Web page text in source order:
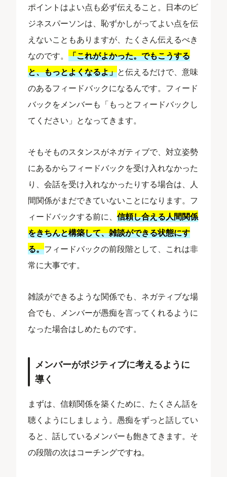
ポイントはよい点も必ず伝えること。日本のビ
ジネスパーソンは、恥ずかしがってよい点を伝
えないこともありますが、たくさん伝えるべき
なのです。「これがよかった。でもこうする
と、もっとよくなるよ」と伝えるだけで、意味
のあるフィードバックになるんです。フィード
バックをメンバーも「もっとフィードバックし
てください」となってきます。
そもそものスタンスがネガティブで、対立姿勢
にあるからフィードバックを受け入れなかった
り、会話を受け入れなかったりする場合は、人
間関係がまだできていないことになります。フ
ィードバックする前に、信頼し合える人間関係
をきちんと構築して、雑談ができる状態にす
る。フィードバックの前段階として、これは非
常に大事です。
雑談ができるような関係でも、ネガティブな場
合でも、メンバーが愚痴を言ってくれるように
なった場合はしめたものです。
メンバーがポジティブに考えるように
導く
まずは、信頼関係を築くために、たくさん話を
聴くようにしましょう。愚痴をずっと話してい
ると、話しているメンバーも飽きてきます。そ
の段階の次はコーチングですね。